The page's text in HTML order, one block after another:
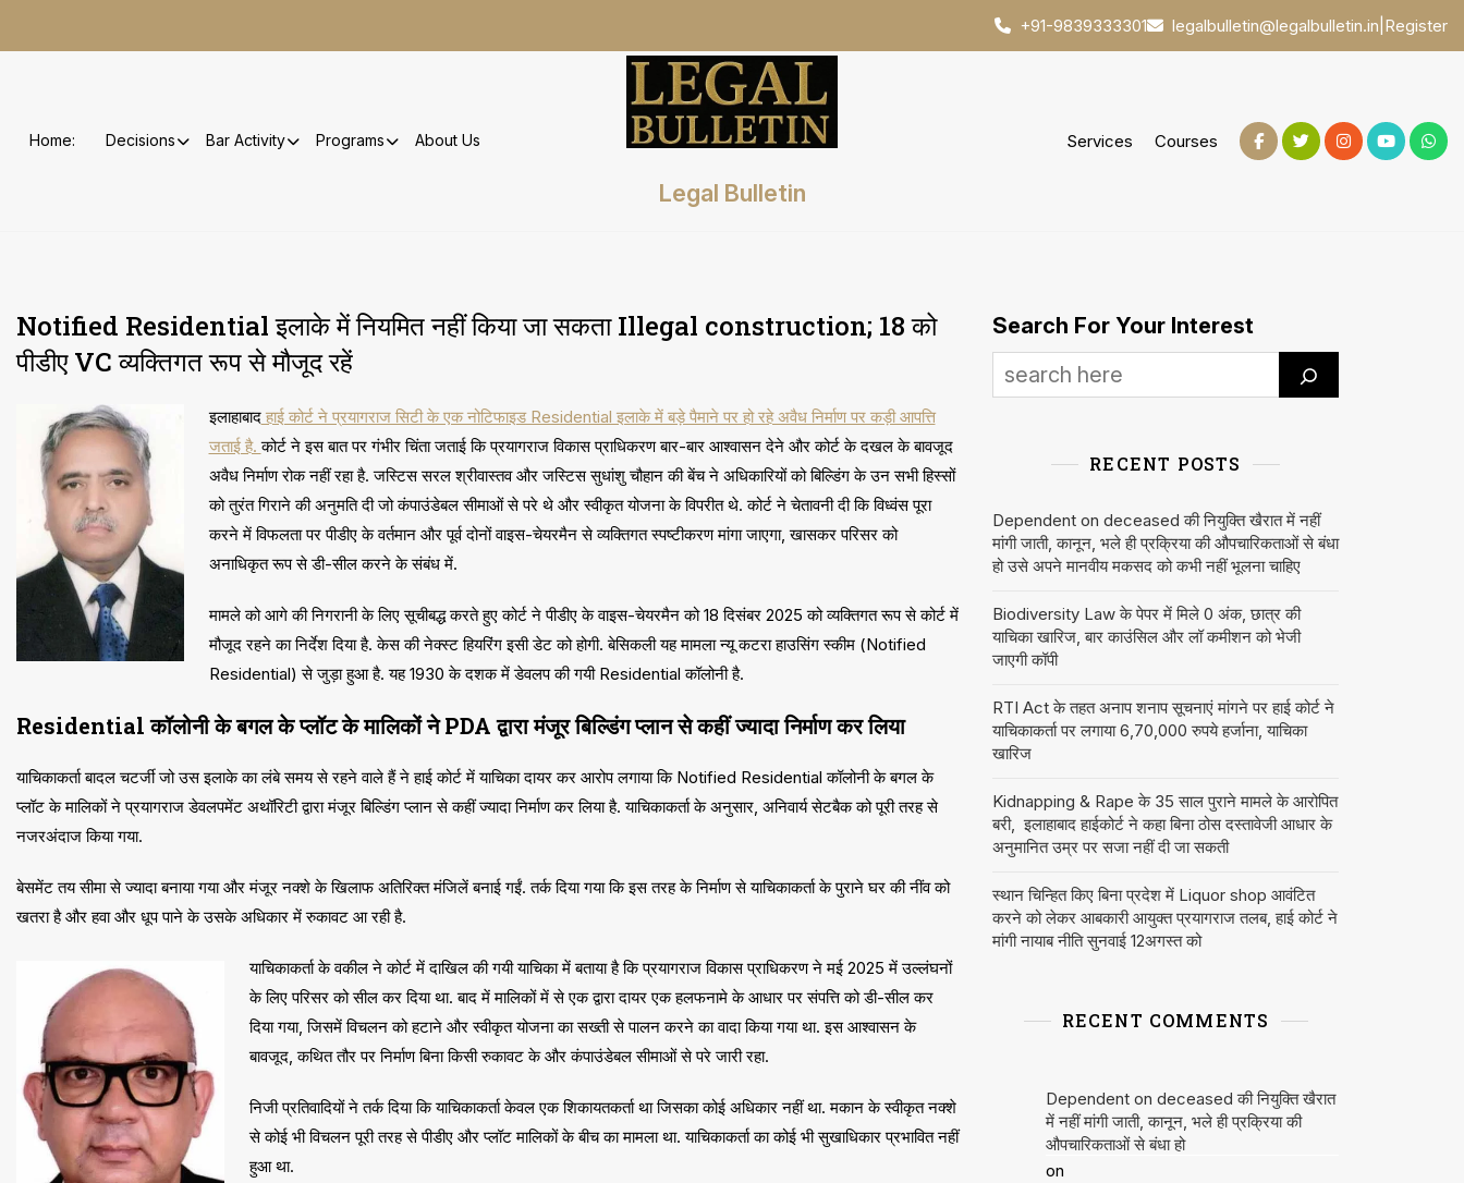
+91-9839333301 legalbulletin@legalbulletin.in Register
Home: Decisions Bar Activity Programs About Us
Legal Bulletin
Services Courses
Notified Residential इलाके में नियमित नहीं किया जा सकता Illegal construction; 18 को
पीडीए VC व्यक्तिगत रूप से मौजूद रहें
इलाहाबादहाई कोर्ट ने प्रयागराज सिटी के एक नोटिफाइड Residential इलाके में बड़े पैमाने पर हो रहे अवैध निर्माण पर कड़ी आपत्ति
जताई है.कोर्ट ने इस बात पर गंभीर चिंता जताई कि प्रयागराज विकास प्राधिकरण बार-बार आश्वासन देने और कोर्ट के दखल के बावजूद
अवैध निर्माण रोक नहीं रहा है. जस्टिस सरल श्रीवास्तव और जस्टिस सुधांशु चौहान की बेंच ने अधिकारियों को बिल्डिंग के उन सभी हिस्सों
को तुरंत गिराने की अनुमति दी जो कंपाउंडेबल सीमाओं से परे थे और स्वीकृत योजना के विपरीत थे. कोर्ट ने चेतावनी दी कि विध्वंस पूरा
करने में विफलता पर पीडीए के वर्तमान और पूर्व दोनों वाइस-चेयरमैन से व्यक्तिगत स्पष्टीकरण मांगा जाएगा, खासकर परिसर को
अनाधिकृत रूप से डी-सील करने के संबंध में.
मामले को आगे की निगरानी के लिए सूचीबद्ध करते हुए कोर्ट ने पीडीए के वाइस-चेयरमैन को 18 दिसंबर 2025 को व्यक्तिगत रूप से कोर्ट में
मौजूद रहने का निर्देश दिया है. केस की नेक्स्ट हियरिंग इसी डेट को होगी. बेसिकली यह मामला न्यू कटरा हाउसिंग स्कीम (Notified
Residential) से जुड़ा हुआ है. यह 1930 के दशक में डेवलप की गयी Residential कॉलोनी है.
Residential कॉलोनी के बगल के प्लॉट के मालिकों ने PDA द्वारा मंजूर बिल्डिंग प्लान से कहीं ज्यादा निर्माण कर लिया
याचिकाकर्ता बादल चटर्जी जो उस इलाके का लंबे समय से रहने वाले हैं ने हाई कोर्ट में याचिका दायर कर आरोप लगाया कि Notified Residential कॉलोनी के बगल के
प्लॉट के मालिकों ने प्रयागराज डेवलपमेंट अथॉरिटी द्वारा मंजूर बिल्डिंग प्लान से कहीं ज्यादा निर्माण कर लिया है. याचिकाकर्ता के अनुसार, अनिवार्य सेटबैक को पूरी तरह से
नजरअंदाज किया गया.
बेसमेंट तय सीमा से ज्यादा बनाया गया और मंजूर नक्शे के खिलाफ अतिरिक्त मंजिलें बनाई गईं. तर्क दिया गया कि इस तरह के निर्माण से याचिकाकर्ता के पुराने घर की नींव को
खतरा है और हवा और धूप पाने के उसके अधिकार में रुकावट आ रही है.
याचिकाकर्ता के वकील ने कोर्ट में दाखिल की गयी याचिका में बताया ​है कि प्रयागराज विकास प्राधिकरण ने मई 2025 में उल्लंघनों
के लिए परिसर को सील कर दिया था. बाद में मालिकों में से एक द्वारा दायर एक हलफनामे के आधार पर संपत्ति को डी-सील कर
दिया गया, जिसमें विचलन को हटाने और स्वीकृत योजना का सख्ती से पालन करने का वादा किया गया था. इस आश्वासन के
बावजूद, कथित तौर पर निर्माण बिना किसी रुकावट के और कंपाउंडेबल सीमाओं से परे जारी रहा.
निजी प्रतिवादियों ने तर्क दिया कि याचिकाकर्ता केवल एक शिकायतकर्ता था जिसका कोई अधिकार नहीं था. मकान के स्वीकृत नक्शे
से कोई भी विचलन पूरी तरह से पीडीए और प्लॉट मालिकों के बीच का मामला था. याचिकाकर्ता का कोई भी सुखाधिकार प्रभावित नहीं
हुआ था.
Search For Your Interest
RECENT POSTS
Dependent on deceased की नियुक्ति खैरात में नहीं
मांगी जाती, कानून, भले ही प्रक्रिया की औपचारिकताओं से बंधा
हो उसे अपने मानवीय मकसद को कभी नहीं भूलना चाहिए
Biodiversity Law के पेपर में मिले 0 अंक, छात्र की
याचिका खारिज, बार काउंसिल और लॉ कमीशन को भेजी
जाएगी कॉपी
RTI Act के तहत अनाप शनाप सूचनाएं मांगने पर हाई कोर्ट ने
याचिकाकर्ता पर लगाया 6,70,000 रुपये हर्जाना, याचिका
खारिज
Kidnapping & Rape के 35 साल पुराने मामले के आरोपित
बरी, इलाहाबाद हाईकोर्ट ने कहा बिना ठोस दस्तावेजी आधार के
अनुमानित उम्र पर सजा नहीं दी जा सकती
स्थान चिन्हित किए बिना प्रदेश में Liquor shop आवंटित
करने को लेकर आबकारी आयुक्त प्रयागराज तलब, हाई कोर्ट ने
मांगी नायाब नीति सुनवाई 12अगस्त को
RECENT COMMENTS
Dependent on deceased की नियुक्ति खैरात
में नहीं मांगी जाती, कानून, भले ही प्रक्रिया की
औपचारिकताओं से बंधा हो
on